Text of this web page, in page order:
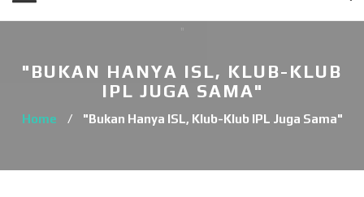
"BUKAN HANYA ISL, KLUB-KLUB
IPL JUGA SAMA"
Home / "Bukan Hanya ISL, Klub-Klub IPL Juga Sama"